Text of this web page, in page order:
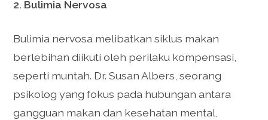
2. Bulimia Nervosa
Bulimia nervosa melibatkan siklus makan
berlebihan diikuti oleh perilaku kompensasi,
seperti muntah. Dr. Susan Albers, seorang
psikolog yang fokus pada hubungan antara
gangguan makan dan kesehatan mental,